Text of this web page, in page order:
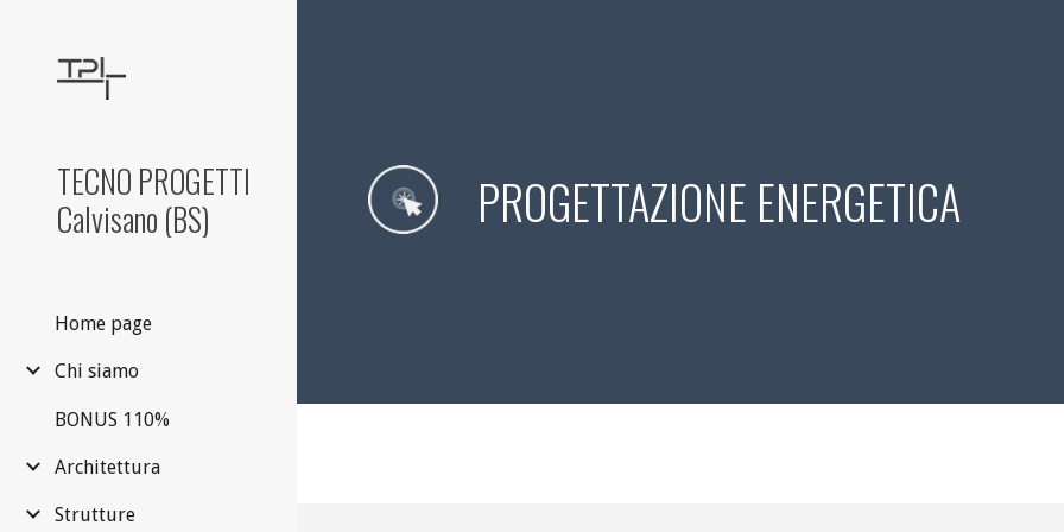
TECNO PROGETTI
Calvisano (BS)
Home page
Chi siamo
BONUS 110%
Architettura
Strutture
PROGETTAZIONE ENERGETICA